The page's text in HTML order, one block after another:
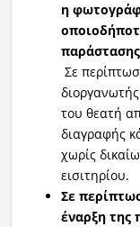
η
Σε
του θεατή
διαγραφής
χωρίς
εισιτηρίου.
Σε
έναρξη της